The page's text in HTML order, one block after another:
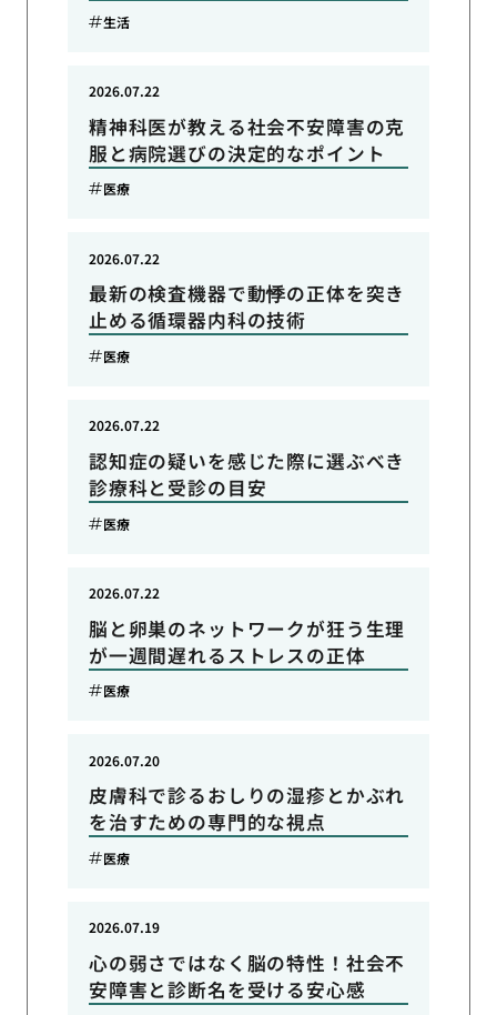
生活
精神科医が教える社会不安障害の克
服と病院選びの決定的なポイント
2026.07.22
医療
最新の検査機器で動悸の正体を突き
止める循環器内科の技術
2026.07.22
医療
認知症の疑いを感じた際に選ぶべき
診療科と受診の目安
2026.07.22
医療
脳と卵巣のネットワークが狂う生理
が一週間遅れるストレスの正体
2026.07.22
医療
皮膚科で診るおしりの湿疹とかぶれ
を治すための専門的な視点
2026.07.20
医療
心の弱さではなく脳の特性！社会不
安障害と診断名を受ける安心感
2026.07.19